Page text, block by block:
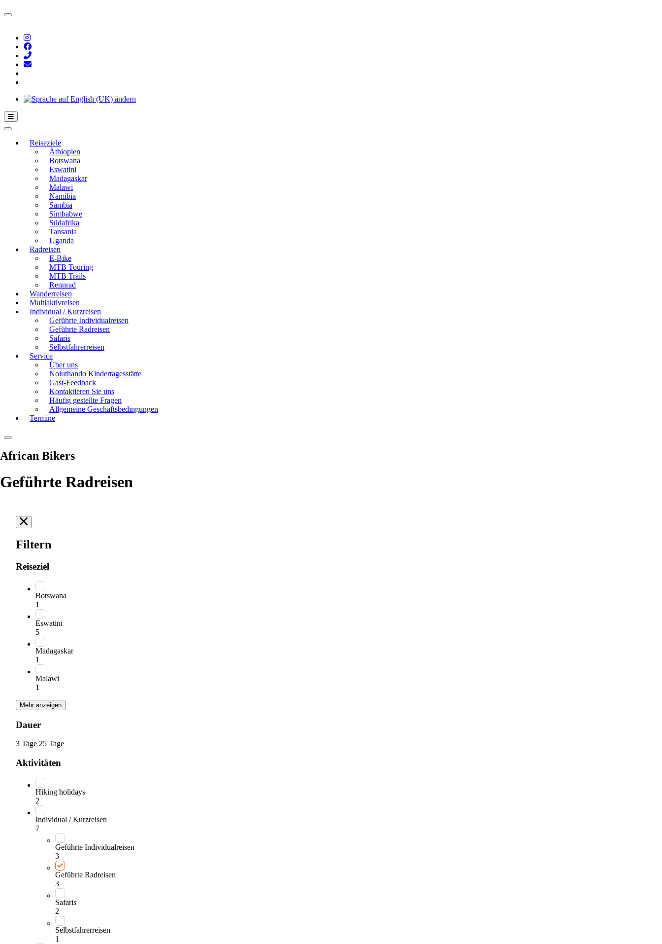
Hamburger Toggle-Menü
Reiseziele
Äthiopien
Botswana
Eswatini
Madagaskar
Malawi
Namibia
Sambia
Simbabwe
Südafrika
Tansania
Uganda
Radreisen
E-Bike
MTB Touring
MTB Trails
Rennrad
Wanderreisen
Multiaktivreisen
Individual / Kurzreisen
Geführte Individualreisen
Geführte Radreisen
Safaris
Selbstfahrerreisen
Service
Über uns
Noluthando Kindertagesstätte
Gast-Feedback
Kontaktieren Sie uns
Häufig gestellte Fragen
Allgemeine Geschäftsbedingungen
Termine
African Bikers
Geführte Radreisen
Filtern
Reiseziel
Botswana
1
Eswatini
5
Madagaskar
1
Malawi
1
Mehr anzeigen
Dauer
3 Tage 25 Tage
Aktivitäten
Hiking holidays
2
Individual / Kurzreisen
7
Geführte Individualreisen
3
Geführte Radreisen
3
Safaris
2
Selbstfahrerreisen
1